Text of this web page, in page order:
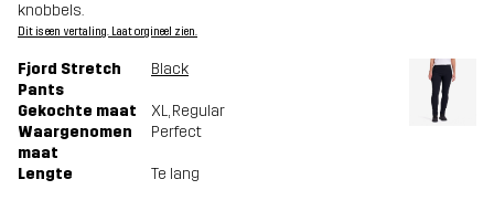
knobbels.
Dit is een vertaling. Laat orgineel zien.
Fjord Stretch
Pants
Black
Gekochte maat XL, Regular
Waargenomen
maat
Perfect
Lengte Te lang